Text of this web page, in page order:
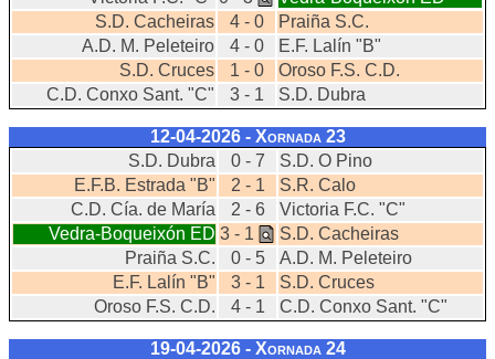
S.D. Cacheiras
4 - 0
Praiña S.C.
A.D. M. Peleteiro
4 - 0
E.F. Lalín "B"
S.D. Cruces
1 - 0
Oroso F.S. C.D.
C.D. Conxo Sant. "C"
3 - 1 S.D. Dubra
12-04-2026 - Xornada 23
S.D. Dubra
0 - 7
S.D. O Pino
E.F.B. Estrada "B"
2 - 1
S.R. Calo
C.D. Cía. de María
2 - 6
Victoria F.C. "C"
Vedra-Boqueixón ED 3 - 1
S.D. Cacheiras
Praiña S.C.
0 - 5
A.D. M. Peleteiro
E.F. Lalín "B"
3 - 1
S.D. Cruces
Oroso F.S. C.D.
4 - 1 C.D. Conxo Sant. "C"
19-04-2026 - Xornada 24